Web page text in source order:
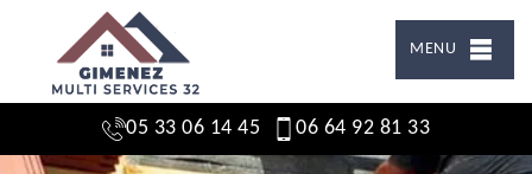
MENU
05 33 06 14 45 06 64 92 81 33